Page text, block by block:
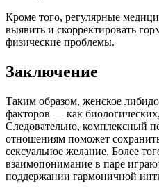
Кроме того, регулярные
выявить и скорректировать
физические проблемы.
Заключение
Таким образом, женское
факторов — как
Следовательно, комплексный
отношениям поможет
сексуальное желание. Более
взаимопонимание в паре
поддержании гармоничной